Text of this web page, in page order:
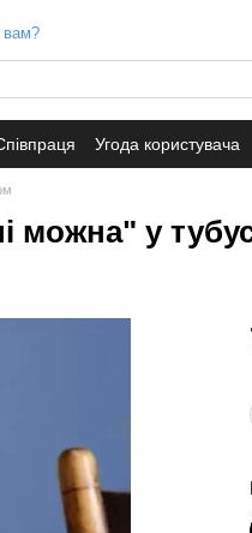
вам?
Угода користувача
можна" у